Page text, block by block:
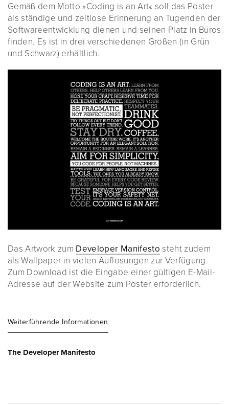
Gemäß dem Motto »Coding is an Art« soll das Poster
als ständige und zeitlose Erinnerung an Tugenden der
Softwareentwicklung dienen und seinen Platz in Büros
finden. Es ist in drei verschiedenen Größen (in Grün
und Schwarz) erhältlich.
Das Artwork zum Developer Manifesto steht zudem
als Wallpaper in vielen Auflösungen zur Verfügung.
Zum Download ist die Eingabe einer gültigen E-Mail-
Adresse auf der Website zum Poster erforderlich.
Weiterführende Informationen
The Developer Manifesto